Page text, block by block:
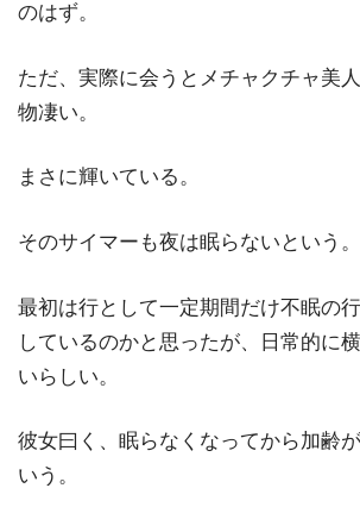
のはず。
ただ、実際に会うとメチャクチャ美
物凄い。
まさに輝いている。
そのサイマーも夜は眠らないという。
最初は行として一定期間だけ不眠の
しているのかと思ったが、日常的に
いらしい。
彼女曰く、眠らなくなってから加齢
いう。